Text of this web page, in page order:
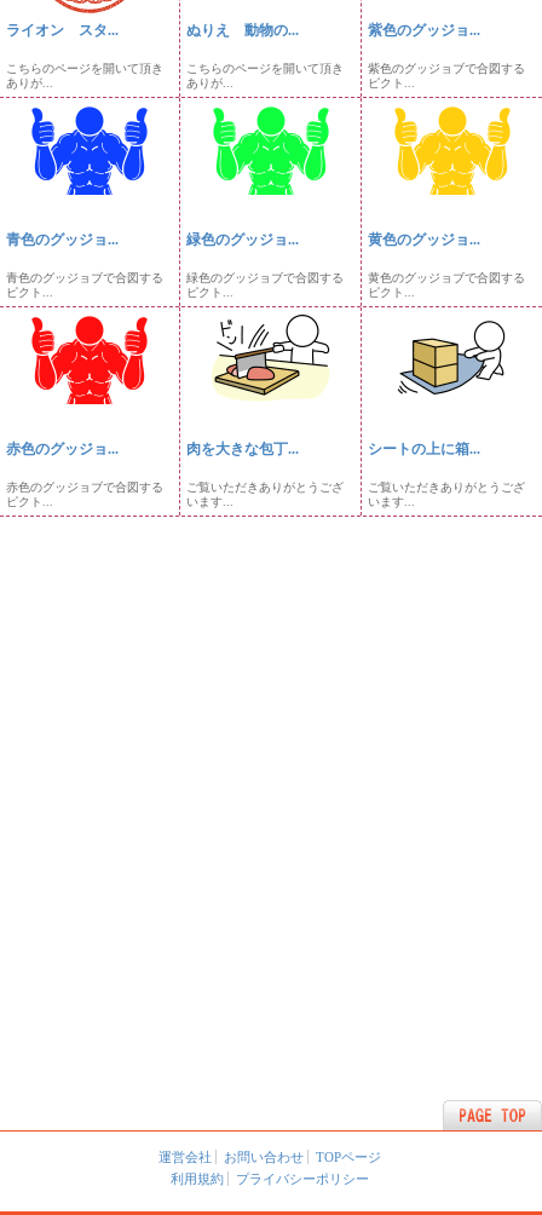
ライオン スタ...
こちらのページを開いて頂き
ありが...
ぬりえ 動物の...
こちらのページを開いて頂き
ありが...
紫色のグッジョ...
紫色のグッジョブで合図する
ピクト...
青色のグッジョ...
青色のグッジョブで合図する
ピクト...
緑色のグッジョ...
緑色のグッジョブで合図する
ピクト...
黄色のグッジョ...
黄色のグッジョブで合図する
ピクト...
赤色のグッジョ...
赤色のグッジョブで合図する
ピクト...
肉を大きな包丁...
ご覧いただきありがとうござ
います...
シートの上に箱...
ご覧いただきありがとうござ
います...
運営会社 お問い合わせ
TOPページ
利用規約
プライバシーポリシー